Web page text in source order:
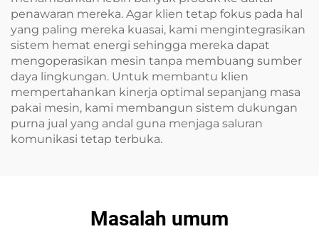
penawaran mereka. Agar klien tetap fokus pada hal
yang paling mereka kuasai, kami mengintegrasikan
sistem hemat energi sehingga mereka dapat
mengoperasikan mesin tanpa membuang sumber
daya lingkungan. Untuk membantu klien
mempertahankan kinerja optimal sepanjang masa
pakai mesin, kami membangun sistem dukungan
purna jual yang andal guna menjaga saluran
komunikasi tetap terbuka.
Masalah umum